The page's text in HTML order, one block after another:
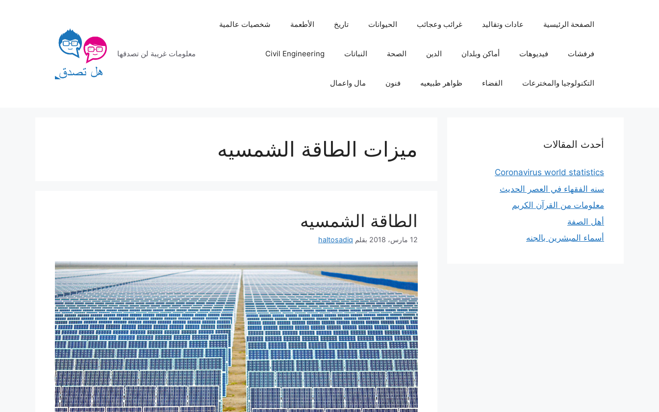
معلومات غريبة لن تصدقها
الصفحة الرئيسية عادات وتقاليد غرائب وعجائب الحيوانات تاريخ الأطعمة شخصيات عالمية
فرفشات فيديوهات أماكن وبلدان الدين الصحة النباتات Civil Engineering
التكنولوجيا والمخترعات الفضاء ظواهر طبيعيه فنون مال واعمال
ميزات الطاقة الشمسيه
الطاقة الشمسيه
12 مارس، 2018 بقلم haltosadiq
أحدث المقالات
Coronavirus world statistics
سنه الفقهاء في العصر الحديث
معلومات من القرآن الكريم
أهل الصفة
أسماء المبشرين بالجنه